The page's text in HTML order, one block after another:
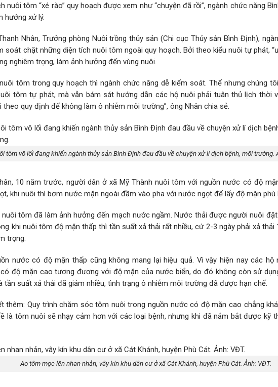
nuôi tôm “xé rào” quy hoạch được xem như “chuyện đã rồi”, ngành chức năng
hướng xử lý.
Nhân, Trưởng phòng Nuôi trồng thủy sản (Chi cục Thủy sản Bình Định),
soát chặt những diện tích nuôi tôm ngoài quy hoạch. Bởi theo kiểu nuôi tự phát,
nghiêm trọng, làm ảnh hưởng đến vùng nuôi.
tôm trong quy hoạch thì ngành chức năng dễ kiểm soát. Thế nhưng chúng
tôm tự phát, mà vẫn bám sát hướng dẫn các hộ nuôi phải tuân thủ lịch thời
theo quy định để không làm ô nhiễm môi trường”, ông Nhân chia sẻ.
tôm vô lối đang khiến ngành thủy sản Bình Định đau đầu về chuyện xử lí dịch bệnh, môi trường.
10 năm trước, người dân ở xã Mỹ Thành nuôi tôm với nguồn nước có độ
khi nuôi thì bơm nước mặn ngoài đầm vào pha với nước ngọt để lấy độ mặn phù
nuôi tôm đã làm ảnh hưởng đến mạch nước ngầm. Nước thải được người nuôi
khi nuôi tôm độ mặn thấp thì tần suất xả thải rất nhiều, cứ 2-3 ngày phải xả thải
trọng.
nước có độ mặn thấp cũng không mang lại hiệu quả. Vì vậy hiện nay các
độ mặn cao tương đương với độ mặn của nước biển, do đó không còn sử
tần suất xả thải đã giảm nhiều, tình trạng ô nhiễm môi trường đã được hạn chế.
thêm: Quy trình chăm sóc tôm nuôi trong nguồn nước có độ mặn cao chẳng
là tôm nuôi sẽ nhạy cảm hơn với các loại bệnh, nhưng khi đã nắm bắt được kỹ
Ao tôm mọc lên nhan nhản, vây kín khu dân cư ở xã Cát Khánh, huyện Phù Cát. Ảnh: VĐT.